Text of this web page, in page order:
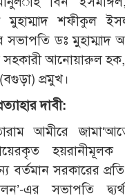
মুহাম্মাদ শফীকুল
সভাপতি ডঃ মুহাম্মাদ
সহকারী আনোয়ারুল
প্রমুখ।
দাবী:
আমীরে
হয়রানীমূলক
বর্তমান সরকারের
এর সভাপতি